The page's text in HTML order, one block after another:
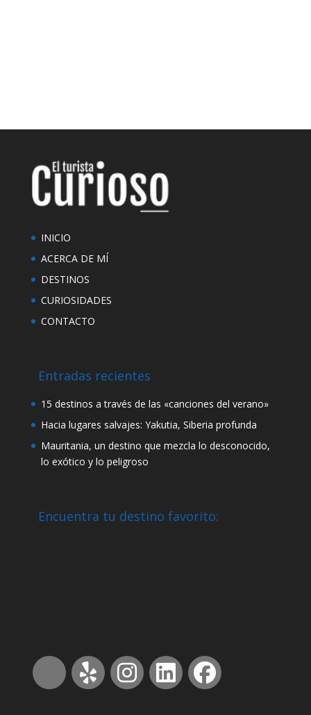
INICIO
ACERCA DE MÍ
DESTINOS
CURIOSIDADES
CONTACTO
Entradas recientes
15 destinos a través de las «canciones del verano»
Hacia lugares salvajes: Yakutia, Siberia profunda
Mauritania, un destino que mezcla lo desconocido,
lo exótico y lo peligroso
Encuentra tu destino favorito: